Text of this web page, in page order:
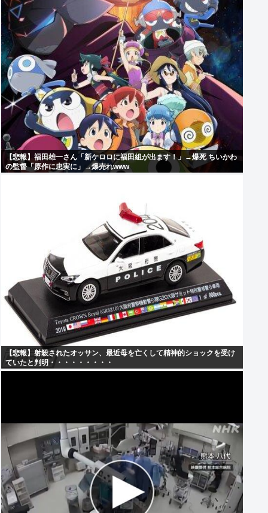
【悲報】福田雄一さん「新ケロロに福田組が出ます！」→爆死 ちいかわ
の監督「原作に忠実に」→爆売れwww
【悲報】射殺されたオッサン、最近母を亡くして精神的ショックを受け
ていたと判明・・・・・・・・・